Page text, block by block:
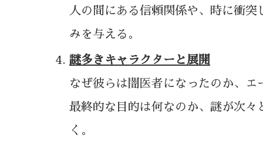
人の間にある信頼関係や、時に衝
みを与える。
謎多きキャラクターと展開
なぜ彼らは闇医者になったのか、
最終的な目的は何なのか、謎が次
く。